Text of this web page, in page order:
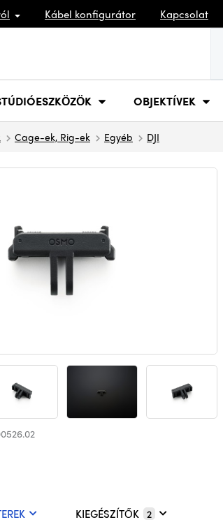
Kábel konfigurátor Kapcsolat
OBJEKTÍVEK
Cage-ek, Rig-ek Egyéb DJI
KIEGÉSZÍTŐK 2